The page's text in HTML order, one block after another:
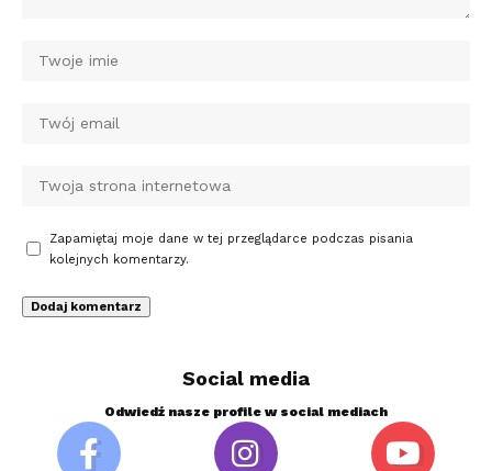
Zapamiętaj moje dane w tej przeglądarce podczas pisania
kolejnych komentarzy.
Social media
Odwiedź nasze profile w social mediach